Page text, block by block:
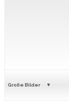
Große Bilder